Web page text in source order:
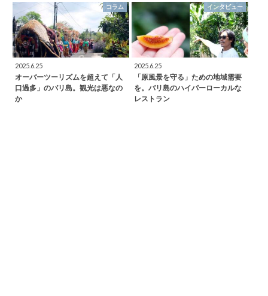
コラム
2025.6.25
オーバーツーリズムを超えて「人
口過多」のバリ島。観光は悪なの
か
インタビュー
2025.6.25
「原風景を守る」ための地域需要
を。バリ島のハイパーローカルな
レストラン